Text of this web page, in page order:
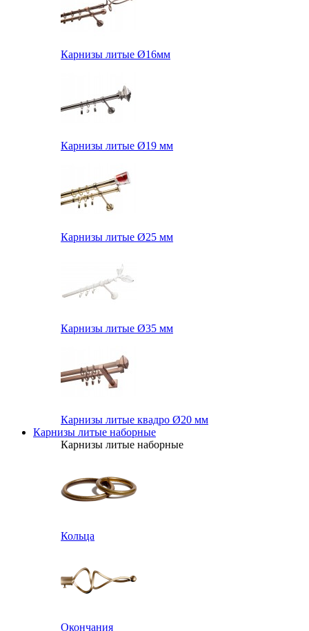
Карнизы литые Ø16мм
Карнизы литые Ø19 мм
Карнизы литые Ø25 мм
Карнизы литые Ø35 мм
Карнизы литые квадро Ø20 мм
Карнизы литые наборные
Карнизы литые наборные
Кольца
Окончания